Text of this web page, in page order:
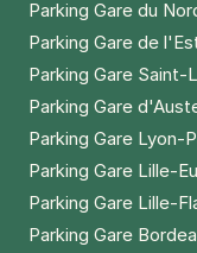
Parking Gare du
Parking Gare de
Parking Gare Saint-
Parking Gare
Parking Gare Lyon-
Parking Gare Lille-
Parking Gare Lille-
Parking Gare